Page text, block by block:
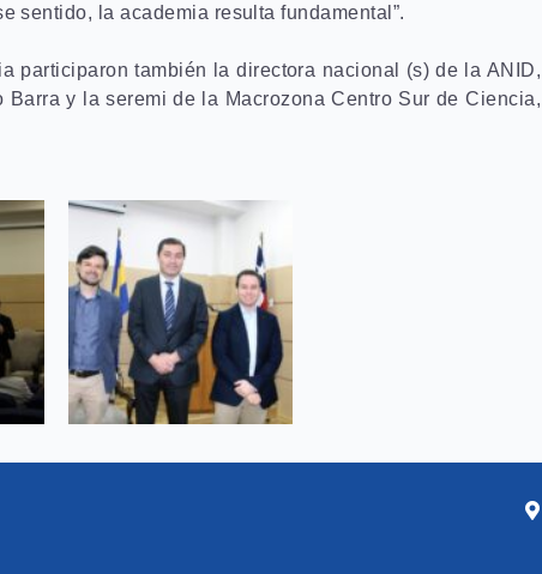
sentido, la academia resulta fundamental”.
participaron también la directora nacional (s) de la ANID,
y la seremi de la Macrozona Centro Sur de Ciencia,